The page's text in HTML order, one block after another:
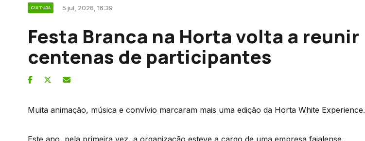
CULTURA 5 jul, 2026, 16:39
Festa Branca na Horta volta a reunir
centenas de participantes
Muita animação, música e convívio marcaram mais uma edição da Horta White Experience.
Este ano, pela primeira vez, a organização esteve a cargo de uma empresa faialense.